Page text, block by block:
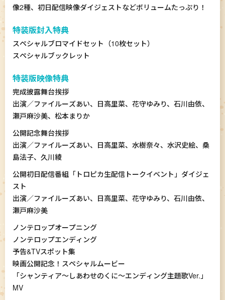
像2種、初日配信映像ダイジェストなどボリュームたっぷり！
特装版封入特典
スペシャルブロマイドセット（10枚セット）
スペシャルブックレット
特装版映像特典
完成披露舞台挨拶
出演／ファイルーズあい、日高里菜、花守ゆみり、石川由依、
瀬戸麻沙美、松本まりか
公開記念舞台挨拶
出演／ファイルーズあい、日高里菜、水樹奈々、水沢史絵、桑
島法子、久川綾
公開初日配信番組「トロピカ生配信トークイベント」ダイジェ
スト
出演／ファイルーズあい、日高里菜、花守ゆみり、石川由依、
瀬戸麻沙美
ノンテロップオープニング
ノンテロップエンディング
予告&TVスポット集
映画公開記念！スペシャルムービー
「シャンティア～しあわせのくに～エンディング主題歌Ver.」
MV